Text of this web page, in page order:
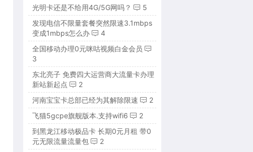
光明卡还是不给用4G/5G网吗？
5
发现电信不限量套餐突然限速3.1mbps
变成1mbps怎么办
4
全国移动办理0元咪咕视频白金会员
3
东北亮子 免费四大运营商大流量卡办理
新站新起点
2
河南宝宝卡总部已经为其解除限速
2
飞猫5gcpe旗舰版本.支持wifi6
2
到黑龙江移动极品卡 长期0元月租 带0
元无限流量流量包
2